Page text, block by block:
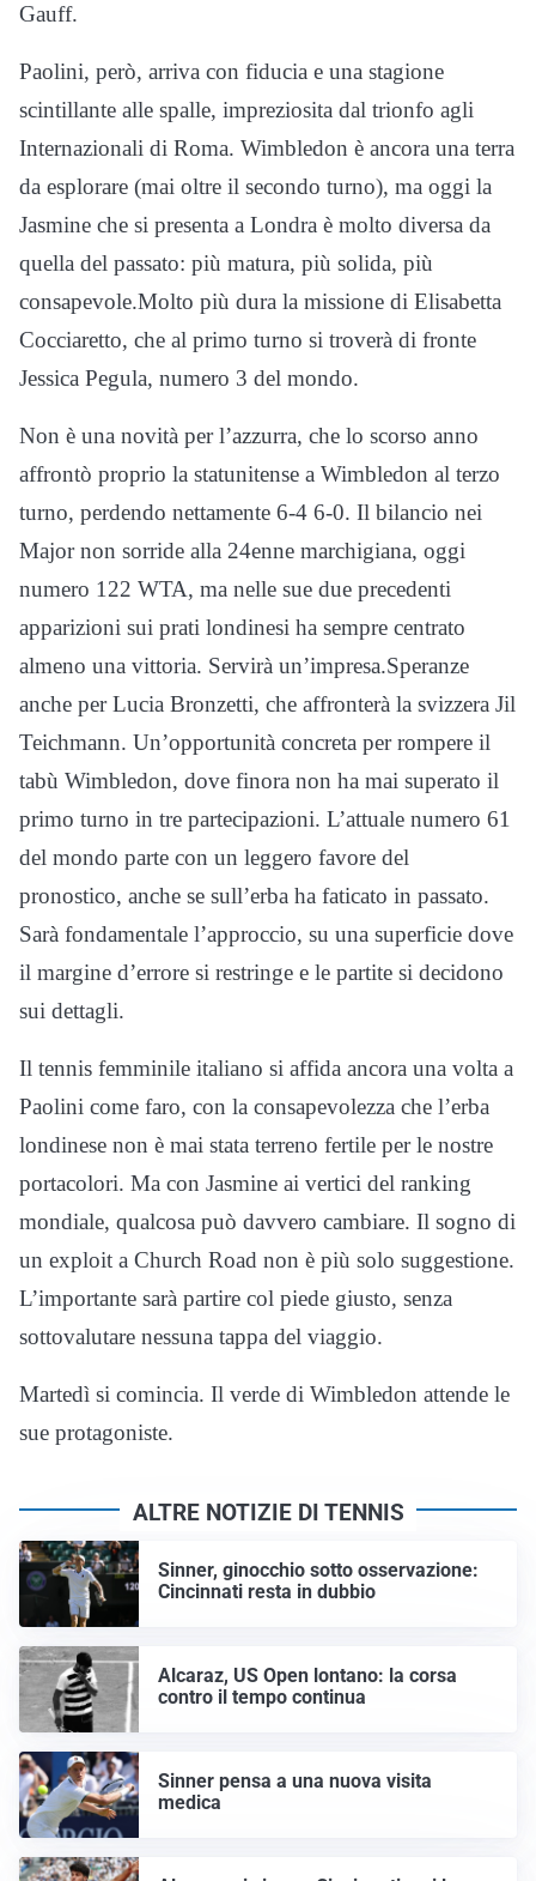
Gauff.
Paolini, però, arriva con fiducia e una stagione
scintillante alle spalle, impreziosita dal trionfo agli
Internazionali di Roma. Wimbledon è ancora una terra
da esplorare (mai oltre il secondo turno), ma oggi la
Jasmine che si presenta a Londra è molto diversa da
quella del passato: più matura, più solida, più
consapevole.Molto più dura la missione di Elisabetta
Cocciaretto, che al primo turno si troverà di fronte
Jessica Pegula, numero 3 del mondo.
Non è una novità per l’azzurra, che lo scorso anno
affrontò proprio la statunitense a Wimbledon al terzo
turno, perdendo nettamente 6-4 6-0. Il bilancio nei
Major non sorride alla 24enne marchigiana, oggi
numero 122 WTA, ma nelle sue due precedenti
apparizioni sui prati londinesi ha sempre centrato
almeno una vittoria. Servirà un’impresa.Speranze
anche per Lucia Bronzetti, che affronterà la svizzera Jil
Teichmann. Un’opportunità concreta per rompere il
tabù Wimbledon, dove finora non ha mai superato il
primo turno in tre partecipazioni. L’attuale numero 61
del mondo parte con un leggero favore del
pronostico, anche se sull’erba ha faticato in passato.
Sarà fondamentale l’approccio, su una superficie dove
il margine d’errore si restringe e le partite si decidono
sui dettagli.
Il tennis femminile italiano si affida ancora una volta a
Paolini come faro, con la consapevolezza che l’erba
londinese non è mai stata terreno fertile per le nostre
portacolori. Ma con Jasmine ai vertici del ranking
mondiale, qualcosa può davvero cambiare. Il sogno di
un exploit a Church Road non è più solo suggestione.
L’importante sarà partire col piede giusto, senza
sottovalutare nessuna tappa del viaggio.
Martedì si comincia. Il verde di Wimbledon attende le
sue protagoniste.
ALTRE NOTIZIE DI TENNIS
Sinner, ginocchio sotto osservazione:
Cincinnati resta in dubbio
Alcaraz, US Open lontano: la corsa
contro il tempo continua
Sinner pensa a una nuova visita
medica